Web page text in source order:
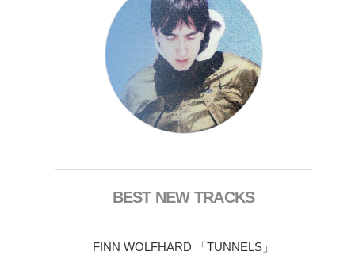
BEST NEW TRACKS
FINN WOLFHARD 「TUNNELS」